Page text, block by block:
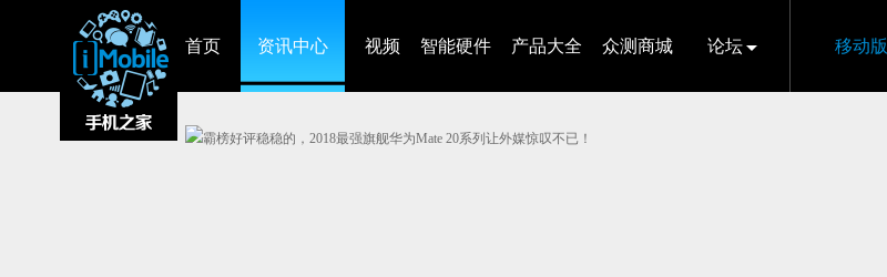
首页 资讯中心 视频 智能硬件 产品大全 众测商城 论坛 移动版